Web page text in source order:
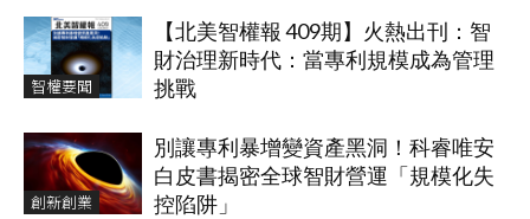
智權要聞
【北美智權報 409期】火熱出刊：智
財治理新時代：當專利規模成為管理
挑戰
創新創業
別讓專利暴增變資產黑洞！科睿唯安
白皮書揭密全球智財營運「規模化失
控陷阱」